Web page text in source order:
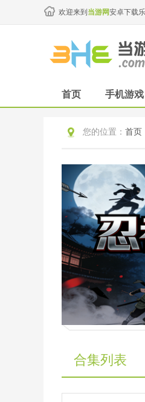
欢迎来到 当游网安卓下载乐
首页 手机游戏
您的位置： 首页
合集列表